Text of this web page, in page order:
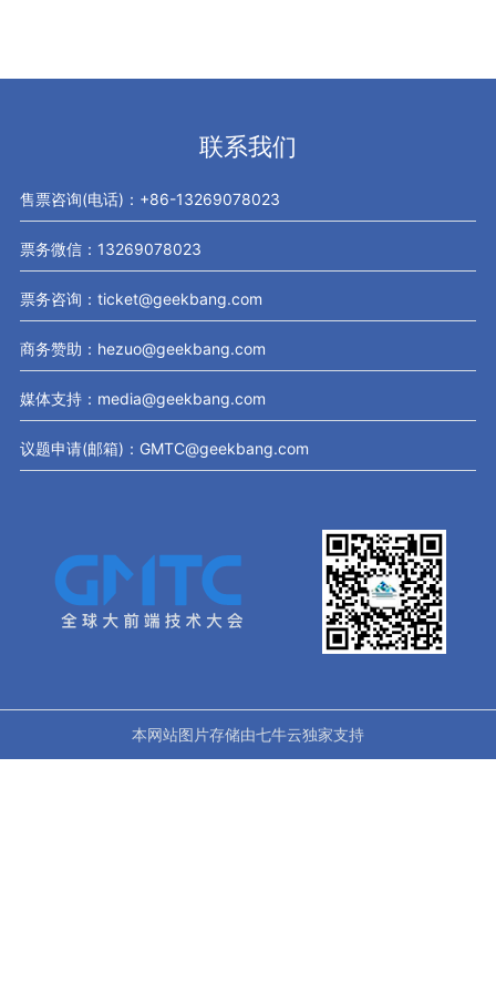
联系我们
售票咨询(电话)：+86-13269078023
票务微信：13269078023
票务咨询：ticket@geekbang.com
商务赞助：hezuo@geekbang.com
媒体支持：media@geekbang.com
议题申请(邮箱)：GMTC@geekbang.com
本网站图片存储由七牛云独家支持